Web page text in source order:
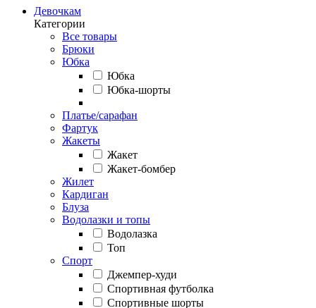
Девочкам
Категории
Все товары
Брюки
Юбка
Юбка
Юбка-шорты
Платье/сарафан
Фартук
Жакеты
Жакет
Жакет-бомбер
Жилет
Кардиган
Блуза
Водолазки и топы
Водолазка
Топ
Спорт
Джемпер-худи
Спортивная футболка
Спортивные шорты